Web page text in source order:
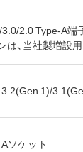
2.0 Type-A
、当社製増設
3.2(Gen 1)/
ソケット